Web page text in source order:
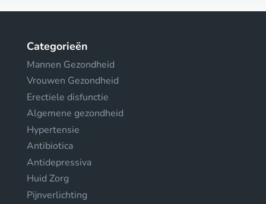
Categorieën
Mannen Gezondheid
Vrouwen Gezondheid
Erectiele disfunctie
Algemene gezondheid
Hypertensie
Antibiotica
Antidepressiva
Huid Zorg
Pijnverlichting